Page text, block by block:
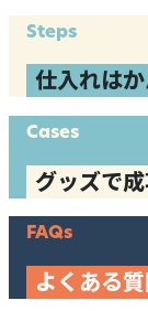
Steps
仕入れは
Cases
グッズで
FAQs
よくある